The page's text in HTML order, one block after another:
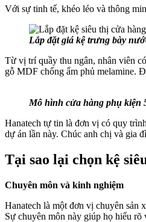
Với sự tinh tế, khéo léo và thông
Lắp đặt giá kệ trưng bày
Từ vị trí quầy thu ngân, nhân viên
gỗ MDF chống ẩm phủ melamine.
Mô hình cửa hàng phụ kiện
Hanatech tự tin là đơn vị có quy
dự án lần này. Chúc anh chị và gia
Tại sao lại chọn kệ
Chuyên môn và kinh nghiệm
Hanatech là một đơn vị chuyên sản
Sự chuyên môn này giúp họ hiểu